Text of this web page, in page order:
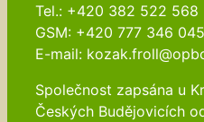
Tel.: +420 382 522 568
GSM: +420 777 346 045
E-mail:
Společnost zapsána u
Českých Budějovicích